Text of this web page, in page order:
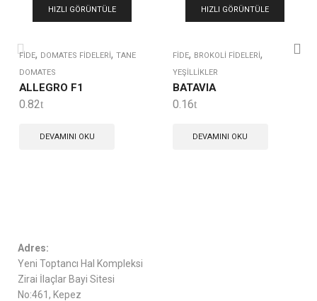
YOK
HIZLI GÖRÜNTÜLE
FIDE, DOMATES FIDELERI , TANE
DOMATES
ALLEGRO F1
0.82
DEVAMINI OKU
YOK
HIZLI GÖRÜNTÜLE
FIDE, BROKOLI FIDELERI ,
YEŞILLIKLER
BATAVIA
0.16
DEVAMINI OKU
Adres:
Yeni Toptancı Hal Kompleksi
Zirai İlaçlar Bayi Sitesi
No:461, Kepez